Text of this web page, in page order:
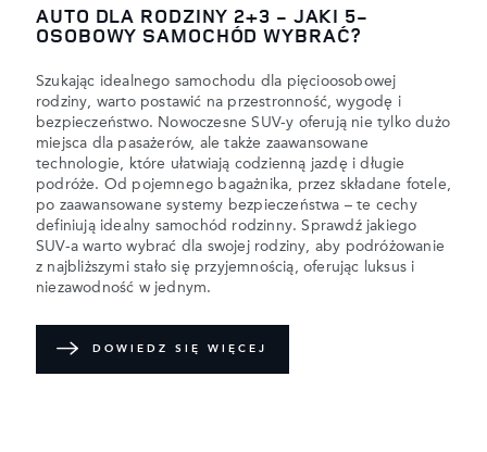
AUTO DLA RODZINY 2+3 - JAKI 5-
OSOBOWY SAMOCHÓD WYBRAĆ?
Szukając idealnego samochodu dla pięcioosobowej
rodziny, warto postawić na przestronność, wygodę i
bezpieczeństwo. Nowoczesne SUV-y oferują nie tylko dużo
miejsca dla pasażerów, ale także zaawansowane
technologie, które ułatwiają codzienną jazdę i długie
podróże. Od pojemnego bagażnika, przez składane fotele,
po zaawansowane systemy bezpieczeństwa – te cechy
definiują idealny samochód rodzinny. Sprawdź jakiego
SUV-a warto wybrać dla swojej rodziny, aby podróżowanie
z najbliższymi stało się przyjemnością, oferując luksus i
niezawodność w jednym.
DOWIEDZ SIĘ WIĘCEJ